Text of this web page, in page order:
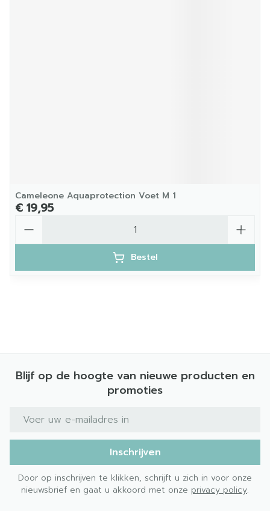
Cameleone Aquaprotection Voet M 1
€ 19,95
Bestel
Blijf op de hoogte van nieuwe producten en
promoties
E-mail adres
Inschrijven
Door op inschrijven te klikken, schrijft u zich in voor onze
nieuwsbrief en gaat u akkoord met onze privacy policy.